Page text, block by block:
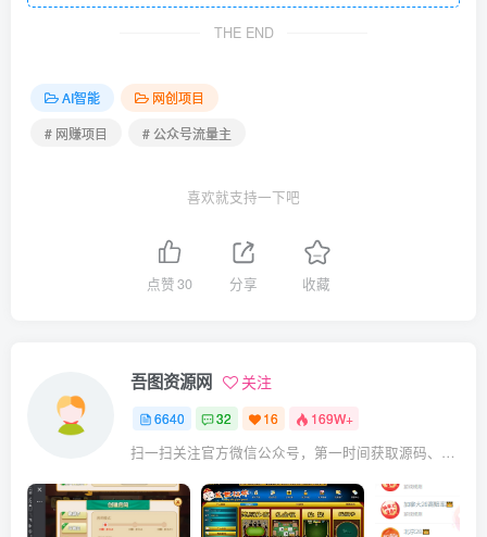
THE END
AI智能
网创项目
# 网赚项目
# 公众号流量主
喜欢就支持一下吧
点赞30 分享 收藏
吾图资源网 关注
6640 32 16 169W+
扫一扫关注官方微信公众号，第一时间获取源码、网赚项目资源教程，自媒体等知识干货，让互联网创业赚钱更简单。